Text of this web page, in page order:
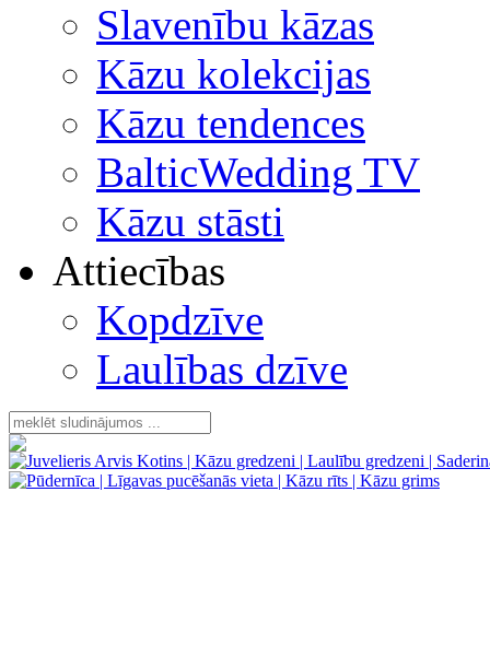
Slavenību kāzas
Kāzu kolekcijas
Kāzu tendences
BalticWedding TV
Kāzu stāsti
Attiecības
Kopdzīve
Laulības dzīve